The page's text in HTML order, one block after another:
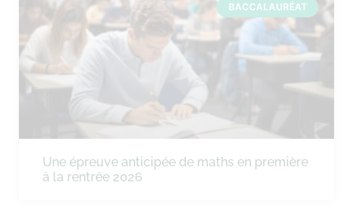
BACCALAURÉAT
Une épreuve anticipée de maths en première
à la rentrée 2026